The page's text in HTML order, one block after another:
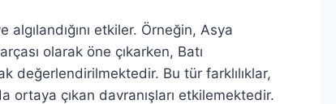
algılandığını etkiler. Örneğin, Asya
olarak öne çıkarken, Batı
değerlendirilmektedir. Bu tür farklılıklar,
çıkan davranışları etkilemektedir.